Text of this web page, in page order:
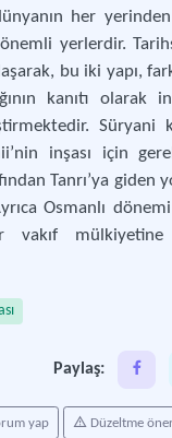
her
yerlerdir.
bu iki yapı,
kanıtı olarak
Süryani
inşası için
Tanrı’ya giden
Osmanlı
vakıf mülkiyetine
Paylaş:
yap Düzeltme